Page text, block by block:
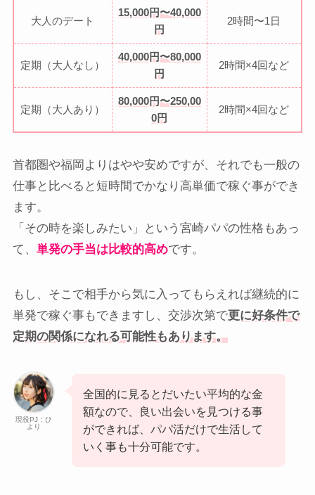
大人のデート
15,000円〜40,000
円
2時間〜1日
定期（大人なし）
40,000円〜80,000
円
2時間×4回など
定期（大人あり）
80,000円〜250,00
0円
2時間×4回など
首都圏や福岡よりはやや安めですが、それでも一般の
仕事と比べると短時間でかなり高単価で稼ぐ事ができ
ます。
「その時を楽しみたい」という宮崎パパの性格もあっ
て、 単発の手当は比較的高めです。
もし、そこで相手から気に入ってもらえれば継続的に
単発で稼ぐ事もできますし、交渉次第で更に好条件で
定期の関係になれる可能性もあります。
現役PJ：ひ
より
全国的に見るとだいたい平均的な金
額なので、良い出会いを見つける事
ができれば、パパ活だけで生活して
いく事も十分可能です。